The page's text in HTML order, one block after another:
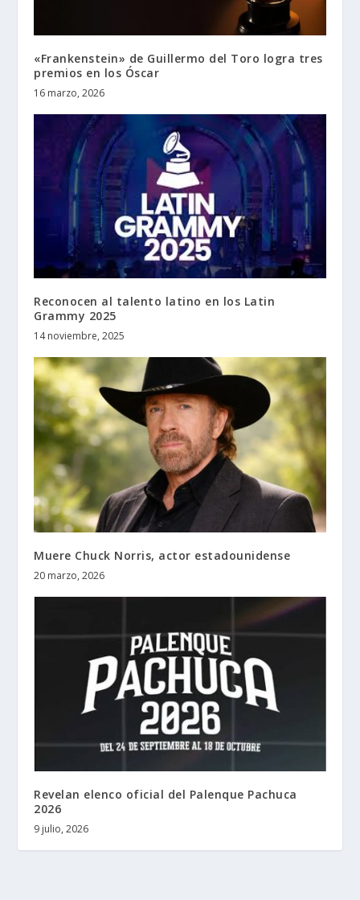
«Frankenstein» de Guillermo del Toro logra tres
premios en los Óscar
16 marzo, 2026
Reconocen al talento latino en los Latin
Grammy 2025
14 noviembre, 2025
Muere Chuck Norris, actor estadounidense
20 marzo, 2026
Revelan elenco oficial del Palenque Pachuca
2026
9 julio, 2026